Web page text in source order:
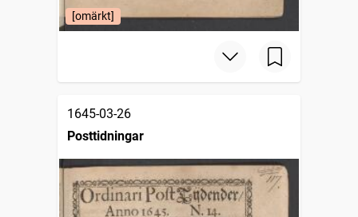
[omärkt]
1645-03-26
Posttidningar